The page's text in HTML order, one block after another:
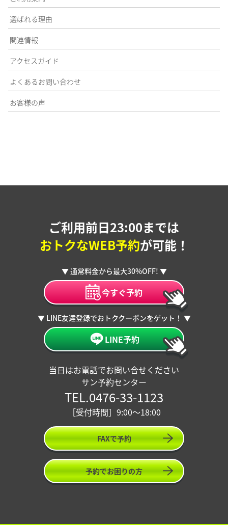
選ばれる理由
関連情報
アクセスガイド
よくあるお問い合わせ
お客様の声
ご利用前日23:00までは
おトクなWEB予約が可能！
▼ 通常料金から最大30%OFF! ▼
今すぐ予約
▼ LINE友達登録でおトククーポンをゲット！ ▼
LINE予約
当日はお電話でお問い合せください
サン予約センター
TEL.0476-33-1123
［受付時間］9:00〜18:00
FAXで予約
予約でお困りの方